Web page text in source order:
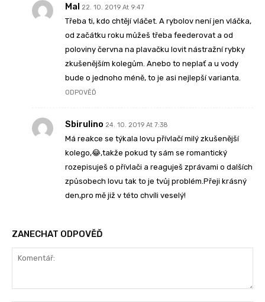
Mal 22. 10. 2019 At 9:47
Třeba ti, kdo chtějí vláčet. A rybolov není jen vláčka,
od začátku roku můžeš třeba feederovat a od
poloviny června na plavačku lovit nástražní rybky
zkušenějším kolegům. Anebo to neplať a u vody
bude o jednoho méně, to je asi nejlepší varianta.
ODPOVĚĎ
Sbirulino 24. 10. 2019 At 7:38
Má reakce se týkala lovu přívlačí milý zkušenější
kolego,😂,takže pokud ty sám se romantický
rozepisuješ o přívlači a reaguješ zprávami o dalších
způsobech lovu tak to je tvůj problém.Přeji krásný
den,pro mě již v této chvíli veselý!
ZANECHAT ODPOVĚĎ